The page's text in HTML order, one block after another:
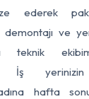
ederek
demontajı ve
teknik
İş
hafta